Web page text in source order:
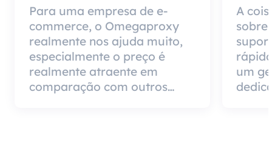
Para uma empresa de e-
commerce, o Omegaproxy
realmente nos ajuda muito,
especialmente o preço é
realmente atraente em
comparação com outros
A
sobre
um